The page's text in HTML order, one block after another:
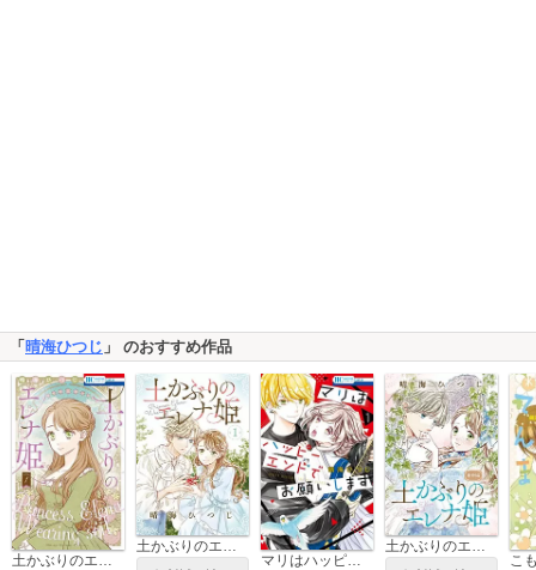
「晴海ひつじ 」 のおすすめ作品
土かぶりのエレナ姫 マリはハッピーエンドでお願いします こ